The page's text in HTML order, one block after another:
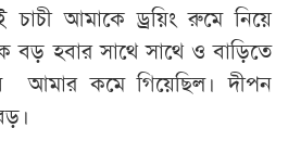
আমাকে ড্রয়িং রুমে নিয়ে
বড় হবার সাথে সাথে ও বাড়িতে
আমার কমে গিয়েছিল। দীপন